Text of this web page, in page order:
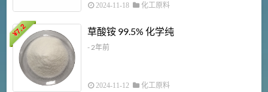
2024-11-18 化工原料
¥
7.2 草酸铵 99.5% 化学纯
- 2年前
2024-11-12 化工原料